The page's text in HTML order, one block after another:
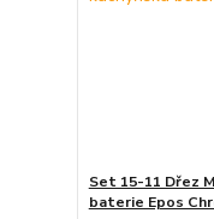
Set 15-11 Dřez
baterie Epos